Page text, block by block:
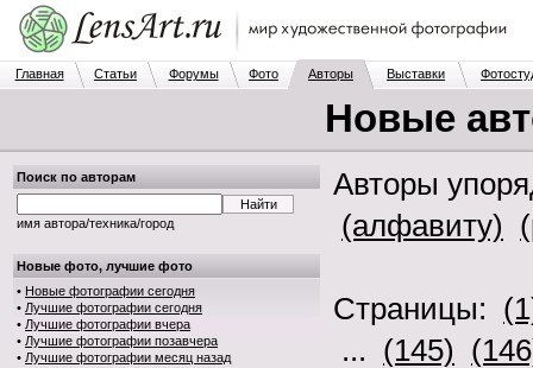
Главная Статьи Форумы Фото Авторы Выставки
Новые
Поиск по авторам
имя автора/техника/город
Новые фото, лучшие фото
• Новые фотографии сегодня
• Лучшие фотографии сегодня
• Лучшие фотографии вчера
• Лучшие фотографии позавчера
• Лучшие фотографии месяц назад
Авторы
(алфавиту)
Страницы:
... (145)